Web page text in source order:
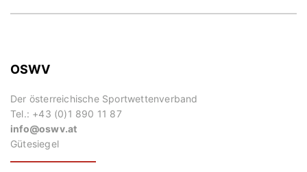
OSWV
Der österreichische Sportwettenverband
Tel.: +43 (0)1 890 11 87
info@oswv.at
Gütesiegel